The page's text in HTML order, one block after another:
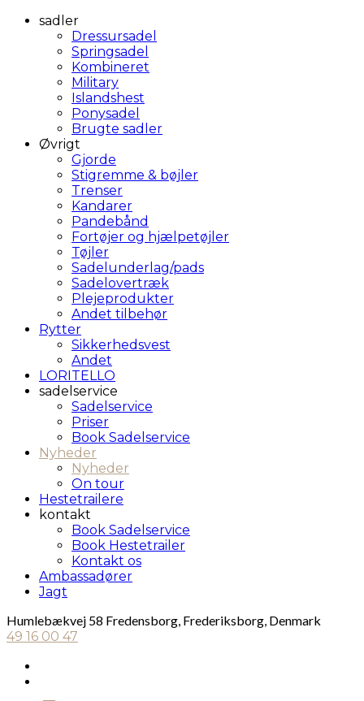
sadler
Dressursadel
Springsadel
Kombineret
Military
Islandshest
Ponysadel
Brugte sadler
Øvrigt
Gjorde
Stigremme & bøjler
Trenser
Kandarer
Pandebånd
Fortøjer og hjælpetøjler
Tøjler
Sadelunderlag/pads
Sadelovertræk
Plejeprodukter
Andet tilbehør
Rytter
Sikkerhedsvest
Andet
LORITELLO
sadelservice
Sadelservice
Priser
Book Sadelservice
Nyheder
Nyheder
On tour
Hestetrailere
kontakt
Book Sadelservice
Book Hestetrailer
Kontakt os
Ambassadører
Jagt
Humlebækvej 58 Fredensborg, Frederiksborg, Denmark
49 16 00 47